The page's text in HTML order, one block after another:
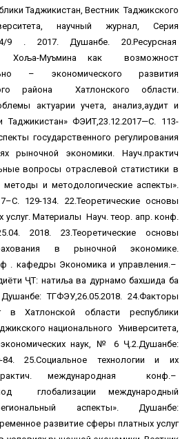
Таджикистан, Вестник Таджикского
научный журнал, Серия
9 . 2017. Душанбе. 20.Ресурсная
Хоља-Муъмина как возможност
– экономического развития
района Хатлонского области.
актуарии учета, анализ,аудит и
Таджикистан» ФЭИТ,23.12.2017—С. 113-
государственного регулирования
рыночной экономики. Науч.практич
вопросы отраслевой статистики в
методы и методологические аспекты».
129-134. 22.Теоретические основы
Материалы Науч. теор. апр. конф.
2018. 23.Теоретические основы
в рыночной экономике.
. кафедры Экономика и управления.–
ҶТ: натиља ва дурнамо бахшида ба
Душанбе: ТГФЭУ,26.05.2018. 24.Факторы
в Хатлонской области республики
национального Университета,
наук, № 6 Ҷ.2.Душанбе:
25.Социальное технологии и их
международная конф.–
глобализации международный
аспекты». Душанбе:
развитие сферы платных услуг